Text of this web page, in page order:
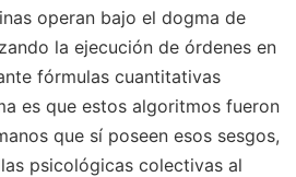
operan bajo el dogma de
la ejecución de órdenes en
fórmulas cuantitativas
es que estos algoritmos fueron
que sí poseen esos sesgos,
psicológicas colectivas al